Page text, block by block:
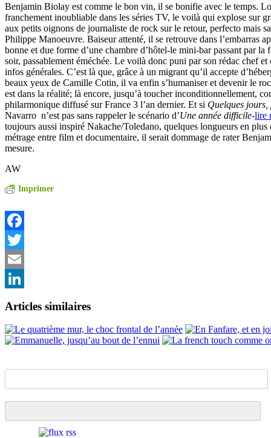
Benjamin Biolay est comme le bon vin, il se bonifie avec le temps.
franchement inoubliable dans les séries TV, le voilà qui explose sur
aux petits oignons de journaliste de rock sur le retour, perfecto mais
Philippe Manoeuvre. Baiseur attenté, il se retrouve dans l’embarras
bonne et due forme d’une chambre d’hôtel-le mini-bar passant par la
soir, passablement éméchée. Le voilà donc puni par son rédac chef
infos générales. C’est là que, grâce à un migrant qu’il accepte
beaux yeux de Camille Cotin, il va enfin s’humaniser et devenir le
est dans la réalité; là encore, jusqu’à toucher inconditionnellement,
philarmonique diffusé sur France 3 l’an dernier. Et si Quelques
Navarro n’est pas sans rappeler le scénario d’Une année difficile-lire
toujours aussi inspiré Nakache/Toledano, quelques longueurs en
métrage entre film et documentaire, il serait dommage de rater
mesure.
AW
Imprimer
Facebook
Twitter
Email
Articles similaires